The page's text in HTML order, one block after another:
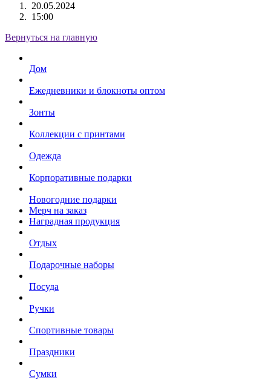
20.05.2024
15:00
Вернуться на главную
Дом
Ежедневники и блокноты оптом
Зонты
Коллекции с принтами
Одежда
Корпоративные подарки
Новогодние подарки
Мерч на заказ
Наградная продукция
Отдых
Подарочные наборы
Посуда
Ручки
Спортивные товары
Праздники
Сумки